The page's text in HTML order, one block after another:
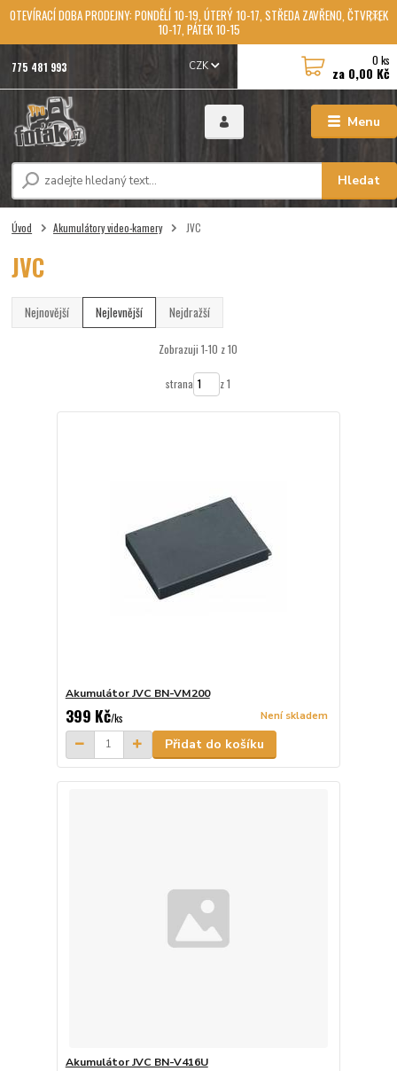
OTEVÍRACÍ DOBA PRODEJNY: PONDĚLÍ 10-19, ÚTERÝ 10-17, STŘEDA ZAVŘENO, ČTVRTEK
10-17, PÁTEK 10-15
Menu
CZK
Hledat
775 481 993 0ks
za 0,00 Kč
Úvod Akumulátory video-kamery JVC
JVC
Nejnovější Nejlevnější Nejdražší
Zobrazuji 1-10 z 10
strana z 1
Akumulátor JVC BN-VM200
399 Kč/ks Není skladem
Přidat do košíku
Akumulátor JVC BN-V416U